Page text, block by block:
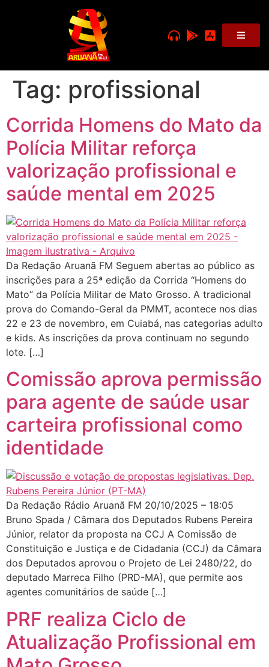
Tag: profissional
Corrida Homens do Mato da
Polícia Militar reforça
valorização profissional e
saúde mental em 2025
Da Redação Aruanã FM Seguem abertas ao público as
inscrições para a 25ª edição da Corrida “Homens do
Mato” da Polícia Militar de Mato Grosso. A tradicional
prova do Comando-Geral da PMMT, acontece nos dias
22 e 23 de novembro, em Cuiabá, nas categorias adulto
e kids. As inscrições da prova continuam no segundo
lote. […]
Comissão aprova permissão
para agente de saúde usar
carteira profissional como
identidade
Da Redação Rádio Aruanã FM 20/10/2025 – 18:05
Bruno Spada / Câmara dos Deputados Rubens Pereira
Júnior, relator da proposta na CCJ A Comissão de
Constituição e Justiça e de Cidadania (CCJ) da Câmara
dos Deputados aprovou o Projeto de Lei 2480/22, do
deputado Marreca Filho (PRD-MA), que permite aos
agentes comunitários de saúde […]
PRF realiza Ciclo de
Atualização Profissional em